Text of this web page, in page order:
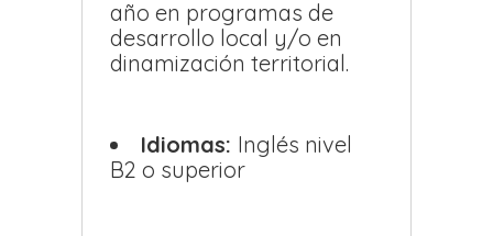
año en programas de
desarrollo local y/o en
dinamización territorial.
Idiomas: Inglés nivel
B2 o superior